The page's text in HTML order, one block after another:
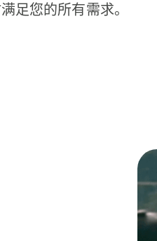
足您的所有需求。